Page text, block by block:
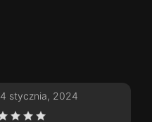
4 stycznia, 2024